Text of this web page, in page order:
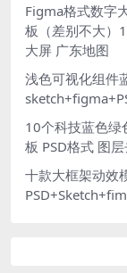
Figma格式数字
板（差别不大）
大屏 广东地图
浅色可视化组件
10个科技蓝色绿
板 PSD格式 图
十款大框架动效